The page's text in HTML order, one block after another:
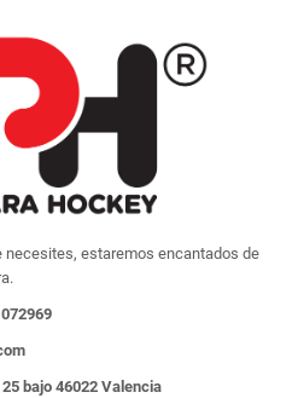
necesites, estaremos encantados de
bajo 46022 Valencia